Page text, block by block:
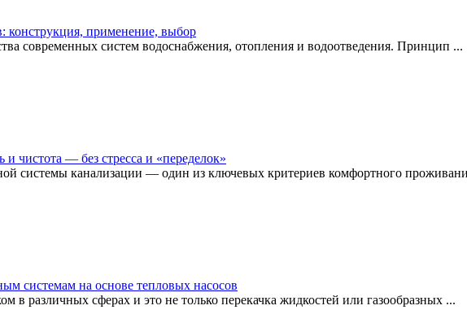
конструкция, применение, выбор
современных систем водоснабжения, отопления и водоотведения. Принцип ...
чистота — без стресса и «переделок»
системы канализации — один из ключевых критериев комфортного
системам на основе тепловых насосов
в различных сферах и это не только перекачка жидкостей или газообразных ...